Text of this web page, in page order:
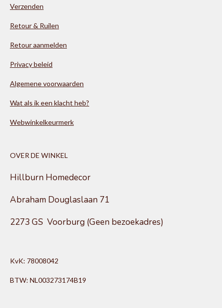
Verzenden
Retour & Ruilen
Retour aanmelden
Privacy beleid
Algemene voorwaarden
Wat als ik een klacht heb?
Webwinkelkeurmerk
OVER DE WINKEL
Hillburn Homedecor
Abraham Douglaslaan 71
2273 GS Voorburg (Geen bezoekadres)
KvK: 78008042
BTW: NL003273174B19